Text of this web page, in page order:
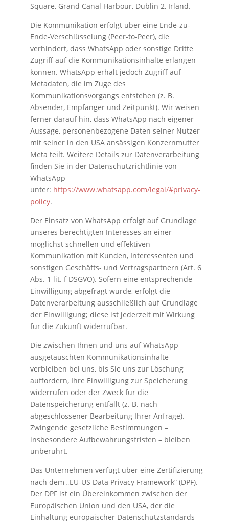
Square, Grand Canal Harbour, Dublin 2, Irland.
Die Kommunikation erfolgt über eine Ende-zu-
Ende-Verschlüsselung (Peer-to-Peer), die
verhindert, dass WhatsApp oder sonstige Dritte
Zugriff auf die Kommunikationsinhalte erlangen
können. WhatsApp erhält jedoch Zugriff auf
Metadaten, die im Zuge des
Kommunikationsvorgangs entstehen (z. B.
Absender, Empfänger und Zeitpunkt). Wir weisen
ferner darauf hin, dass WhatsApp nach eigener
Aussage, personenbezogene Daten seiner Nutzer
mit seiner in den USA ansässigen Konzernmutter
Meta teilt. Weitere Details zur Datenverarbeitung
finden Sie in der Datenschutzrichtlinie von
WhatsApp
unter: https://www.whatsapp.com/legal/#privacy-
policy.
Der Einsatz von WhatsApp erfolgt auf Grundlage
unseres berechtigten Interesses an einer
möglichst schnellen und effektiven
Kommunikation mit Kunden, Interessenten und
sonstigen Geschäfts- und Vertragspartnern (Art. 6
Abs. 1 lit. f DSGVO). Sofern eine entsprechende
Einwilligung abgefragt wurde, erfolgt die
Datenverarbeitung ausschließlich auf Grundlage
der Einwilligung; diese ist jederzeit mit Wirkung
für die Zukunft widerrufbar.
Die zwischen Ihnen und uns auf WhatsApp
ausgetauschten Kommunikationsinhalte
verbleiben bei uns, bis Sie uns zur Löschung
auffordern, Ihre Einwilligung zur Speicherung
widerrufen oder der Zweck für die
Datenspeicherung entfällt (z. B. nach
abgeschlossener Bearbeitung Ihrer Anfrage).
Zwingende gesetzliche Bestimmungen –
insbesondere Aufbewahrungsfristen – bleiben
unberührt.
Das Unternehmen verfügt über eine Zertifizierung
nach dem „EU-US Data Privacy Framework“ (DPF).
Der DPF ist ein Übereinkommen zwischen der
Europäischen Union und den USA, der die
Einhaltung europäischer Datenschutzstandards